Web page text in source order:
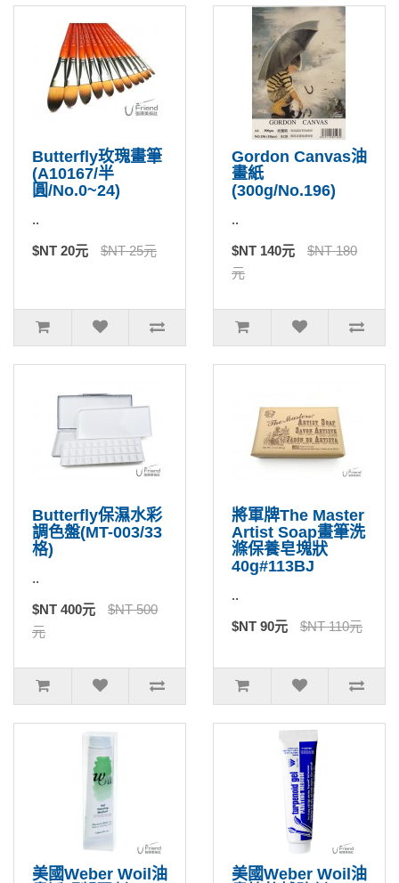
Butterfly玫瑰畫筆
(A10167/半
圓/No.0~24)
..
$NT 20元 $NT 25元
Gordon Canvas油
畫紙
(300g/No.196)
..
$NT 140元
$NT 180
元
Butterfly保濕水彩
調色盤(MT-003/33
格)
..
$NT 400元
$NT 500
元
將軍牌The Master
Artist Soap畫筆洗
滌保養皂塊狀
40g#113BJ
..
$NT 90元 $NT 110元
美國Weber Woil油
美國Weber Woil油